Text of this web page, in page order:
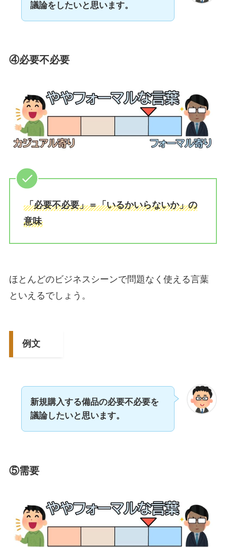
議論をしたいと思います。
④必要不必要
「必要不必要」＝「いるかいらないか」の
意味
ほとんどのビジネスシーンで問題なく使える言葉
といえるでしょう。
例文
新規購入する備品の必要不必要を
議論したいと思います。
⑤需要